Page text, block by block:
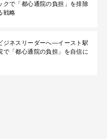
クで「都心通院の負担」を排除
戦略
ジネスリーダーへ—イースト駅
で「都心通院の負担」を自信に